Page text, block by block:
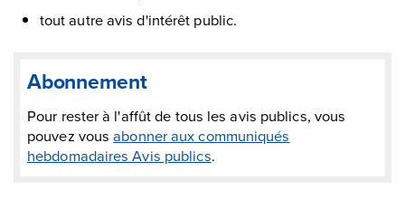
tout autre avis d'intérêt public.
Abonnement
Pour rester à l'affût de tous les avis publics, vous
pouvez vousabonner aux communiqués
hebdomadaires Avis publics.